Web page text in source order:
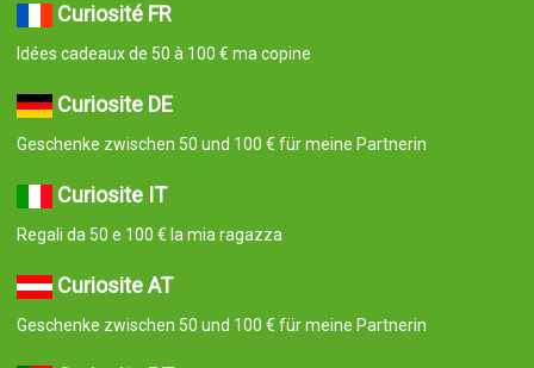
Curiosité FR
Idées cadeaux de 50 à 100 € ma copine
Curiosite DE
Geschenke zwischen 50 und 100 € für meine Partnerin
Curiosite IT
Regali da 50 e 100 € la mia ragazza
Curiosite AT
Geschenke zwischen 50 und 100 € für meine Partnerin